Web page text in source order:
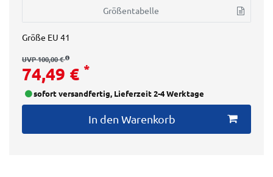
Größentabelle
Größe EU 41
UVP 100,00 €
74,49 € *
sofort versandfertig, Lieferzeit 2-4 Werktage
In den Warenkorb